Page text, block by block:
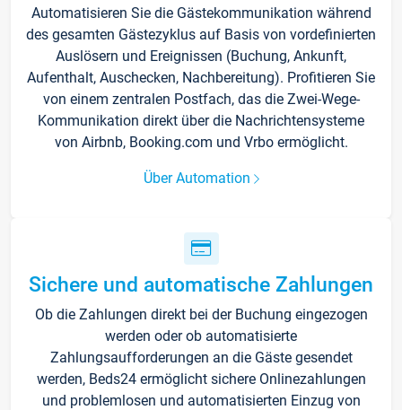
Automatisieren Sie die Gästekommunikation während
des gesamten Gästezyklus auf Basis von vordefinierten
Auslösern und Ereignissen (Buchung, Ankunft,
Aufenthalt, Auschecken, Nachbereitung). Profitieren Sie
von einem zentralen Postfach, das die Zwei-Wege-
Kommunikation direkt über die Nachrichtensysteme
von Airbnb, Booking.com und Vrbo ermöglicht.
Über Automation
Sichere und automatische Zahlungen
Ob die Zahlungen direkt bei der Buchung eingezogen
werden oder ob automatisierte
Zahlungsaufforderungen an die Gäste gesendet
werden, Beds24 ermöglicht sichere Onlinezahlungen
und problemlosen und automatisierten Einzug von